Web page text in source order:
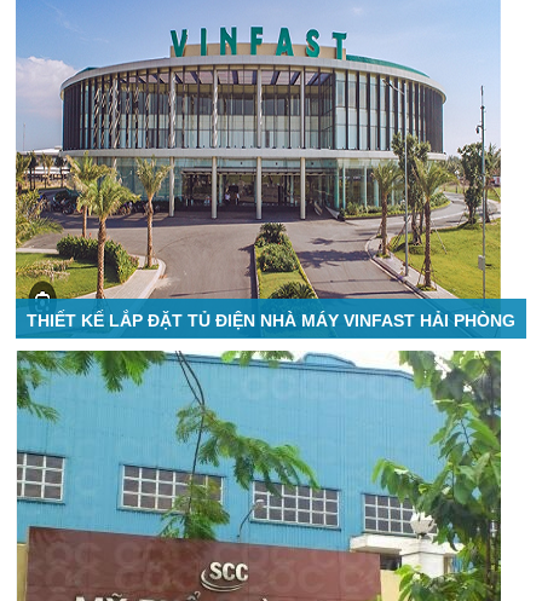
THIẾT KẾ LẮP ĐẶT TỦ ĐIỆN NHÀ MÁY VINFAST HẢI PHÒNG